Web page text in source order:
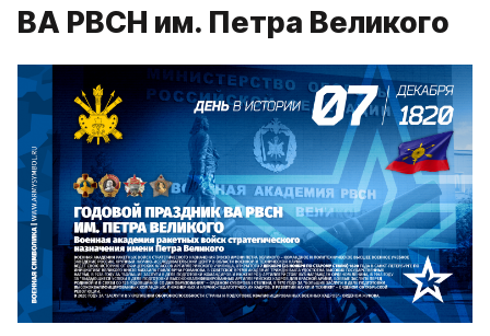
ВА РВСН им. Петра Великого